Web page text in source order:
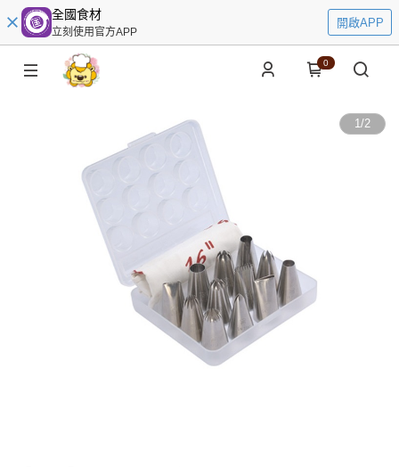
全國食材
立刻使用官方APP
開啟APP
0
1/2